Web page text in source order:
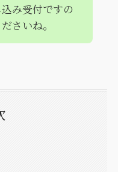
み受付ですの
さいね。